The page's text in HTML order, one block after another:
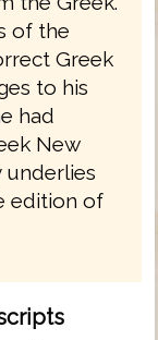
of the
Greek
to his
had
New
underlies
edition of